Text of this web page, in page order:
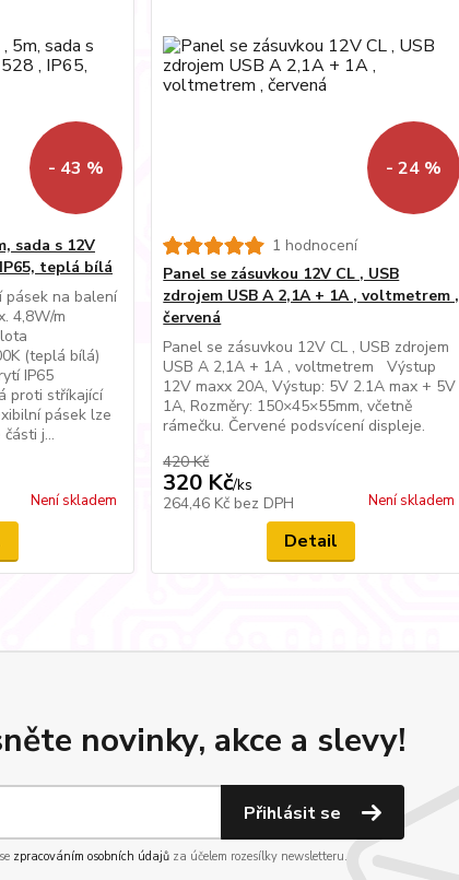
- 43 %
sada s 12V
teplá bílá
pásek na balení
4,8W/m
(teplá bílá)
IP65
proti stříkající
pásek lze
j...
Není skladem
- 24 %
1 hodnocení
Panel se zásuvkou 12V CL , USB
zdrojem USB A 2,1A + 1A , voltmetrem ,
červená
Panel se zásuvkou 12V CL , USB zdrojem
USB A 2,1A + 1A , voltmetrem Výstup
12V maxx 20A, Výstup: 5V 2.1A max + 5V
1A, Rozměry: 150×45×55mm, včetně
rámečku. Červené podsvícení displeje.
420 Kč
320 Kč/ks
264,46 Kč bez DPH Není skladem
Detail
novinky, akce a slevy!
Přihlásit se
zpracováním osobních údajů za účelem rozesílky newsletteru.